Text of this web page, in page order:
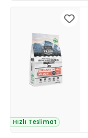
Hızlı Teslimat